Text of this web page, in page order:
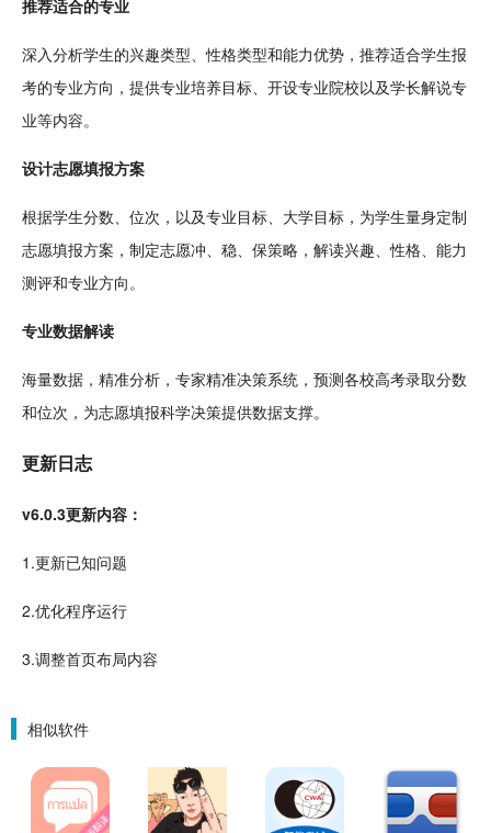
推荐适合的专业
深入分析学生的兴趣类型、性格类型和能力优势，推荐适合学生报
考的专业方向，提供专业培养目标、开设专业院校以及学长解说专
业等内容。
设计志愿填报方案
根据学生分数、位次，以及专业目标、大学目标，为学生量身定制
志愿填报方案，制定志愿冲、稳、保策略 ，解读兴趣、性格、能力
测评和专业方向。
专业数据解读
海量数据，精准分析，专家精准决策系统，预测各校高考录取分数
和位次，为志愿填报科学决策提供数据支撑。
更新日志
v6.0.3更新内容：
1.更新已知问题
2.优化程序运行
3.调整首页布局内容
相似软件